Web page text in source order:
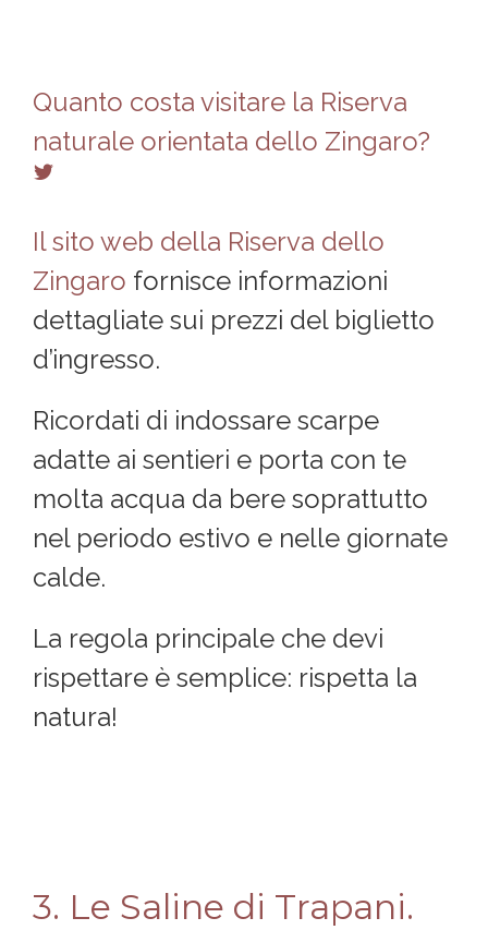
Quanto costa visitare la Riserva
naturale orientata dello Zingaro?
Il sito web della Riserva dello
Zingaro fornisce informazioni
dettagliate sui prezzi del biglietto
d’ingresso.
Ricordati di indossare scarpe
adatte ai sentieri e porta con te
molta acqua da bere soprattutto
nel periodo estivo e nelle giornate
calde.
La regola principale che devi
rispettare è semplice: rispetta la
natura!
3. Le Saline di Trapani.